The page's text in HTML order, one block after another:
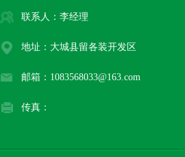
联系人：李经理
地址：大城县留各装开发区
邮箱：1083568033@163.com
传真：